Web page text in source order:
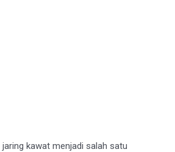
kawat menjadi salah satu